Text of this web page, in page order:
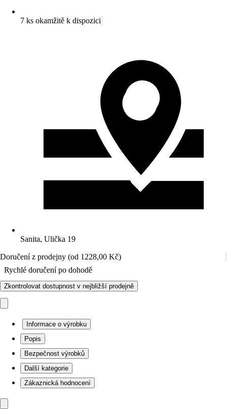
7 ks okamžitě k dispozici
Sanita, Ulička 19
Doručení z prodejny (od 1228,00 Kč)
Rychlé doručení po dohodě
Zkontrolovat dostupnost v nejbližší prodejně
Informace o výrobku
Popis
Bezpečnost výrobků
Další kategorie
Zákaznická hodnocení